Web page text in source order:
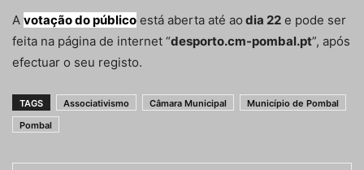
A votação do público está aberta até ao dia 22 e pode ser
feita na página de internet “desporto.cm-pombal.pt”, após
efectuar o seu registo.
TAGS Associativismo Câmara Municipal
Município de Pombal
Pombal